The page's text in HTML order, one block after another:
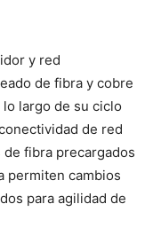
y red
de fibra y cobre
largo de su ciclo
de red
fibra precargados
permiten cambios
para agilidad de